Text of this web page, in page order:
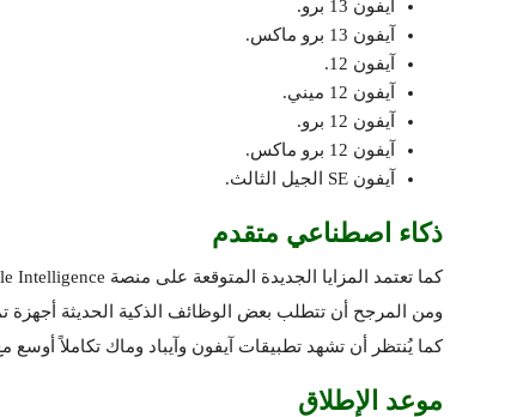
آيفون 13 برو.
آيفون 13 برو ماكس.
آيفون 12.
آيفون 12 ميني.
آيفون 12 برو.
آيفون 12 برو ماكس.
آيفون SE الجيل الثالث.
ذكاء اصطناعي متقدم
كما تعتمد المزايا الجديدة المتوقعة على منصة Apple Intelligence التي تمثل ركيزة استراتيجية أبل في مجال الذكاء الاصطناعي.
ومن المرجح أن تتطلب بعض الوظائف الذكية الحديثة أجهزة
كما يُنتظر أن تشهد تطبيقات آيفون وآيباد وماك تكاملاً أوسع
موعد الإطلاق